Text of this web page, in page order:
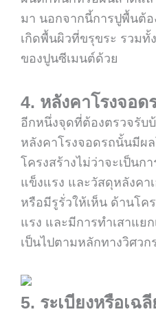
มา นอกจากนี้การปูพื้นต้อ
เกิดพื้นผิวที่ขรุขระ รวมทั้
ของปูนซีเมนต์ด้วย
4. หลังคาโรงจอด
อีกหนึ่งจุดที่ต้องตรวจรับ
หลังคาโรงจอดรถนั้นมีผล
โครงสร้างไม่ว่าจะเป็นก
แข็งแรง และวัสดุหลังคา
หรือมีรูรั่วให้เห็น ด้านโค
แรง และมีการทำเสาแย
เป็นไปตามหลักทางวิศวก
5. ระเบียงหรือเฉลี